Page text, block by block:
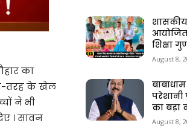
का
तरह के खेल
ने भी
। सावन
शासकीय
शिक्षा
August 8,
का बड़ा
August 8,